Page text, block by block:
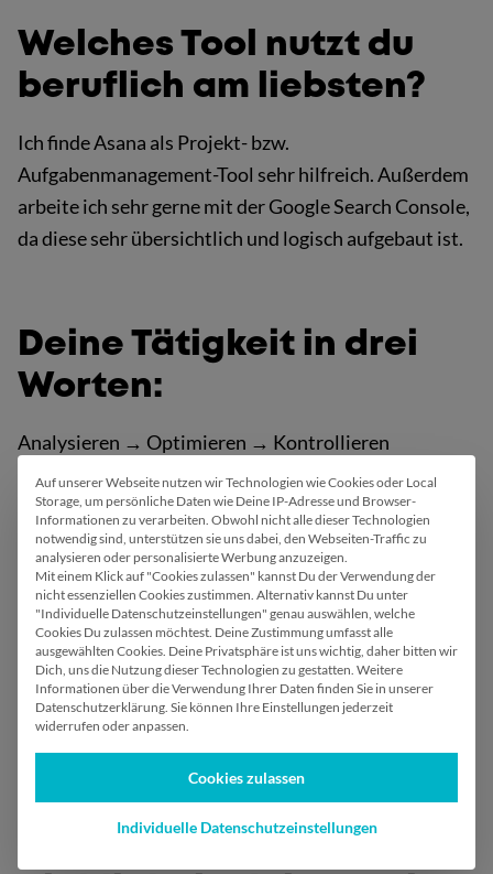
Welches Tool nutzt du
beruflich am liebsten?
Ich finde Asana als Projekt- bzw.
Aufgabenmanagement-Tool sehr hilfreich. Außerdem
arbeite ich sehr gerne mit der Google Search Console,
da diese sehr übersichtlich und logisch aufgebaut ist.
Deine Tätigkeit in drei
Worten:
Analysieren → Optimieren → Kontrollieren
Was ist das Besondere
bei TrafficDesign?
Das Gemeinschaftsgefühl. Man fühlt sich von Beginn
an als Teil des Teams und wird sehr herzlich
aufgenommen – Pizza essen, Feierabendbier und
Wir verwenden
Auf unserer Webseite nutzen wir Technologien wie Cookies oder Local
Storage, um persönliche Daten wie Deine IP-Adresse und Browser-
Informationen zu verarbeiten. Obwohl nicht alle dieser Technologien
notwendig sind, unterstützen sie uns dabei, den Webseiten-Traffic zu
analysieren oder personalisierte Werbung anzuzeigen.
Mit einem Klick auf "Cookies zulassen" kannst Du der Verwendung der
nicht essenziellen Cookies zustimmen. Alternativ kannst Du unter
"Individuelle Datenschutzeinstellungen" genau auswählen, welche
Cookies Du zulassen möchtest. Deine Zustimmung umfasst alle
ausgewählten Cookies. Deine Privatsphäre ist uns wichtig, daher bitten wir
Dich, uns die Nutzung dieser Technologien zu gestatten. Weitere
Informationen über die Verwendung Ihrer Daten finden Sie in unserer
Datenschutzerklärung. Sie können Ihre Einstellungen jederzeit
widerrufen oder anpassen.
Cookies zulassen
Individuelle Datenschutzeinstellungen